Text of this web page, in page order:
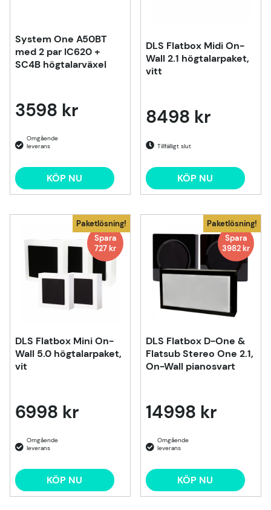
System One A50BT
med 2 par IC620 +
SC4B högtalarväxel
3598 kr
KÖP NU
DLS Flatbox Midi On-
Wall 2.1 högtalarpaket,
vitt
8498 kr
Tillfälligt slut
KÖP NU
Paketlösning!
Spara
727 kr
DLS Flatbox Mini On-
Wall 5.0 högtalarpaket,
vit
6998 kr
KÖP NU
Paketlösning!
Spara
3982 kr
DLS Flatbox D-One &
Flatsub Stereo One 2.1,
On-Wall pianosvart
14998 kr
KÖP NU